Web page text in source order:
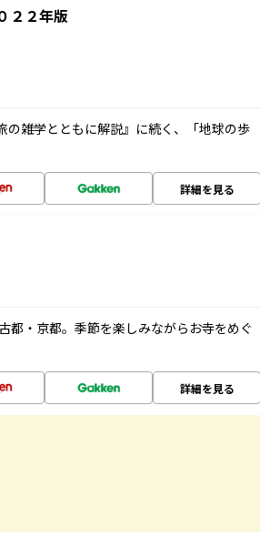
２２年版
雑学とともに解説』に続く、「地球の歩
詳細を見る
都・京都。季節を楽しみながらお寺をめぐ
詳細を見る